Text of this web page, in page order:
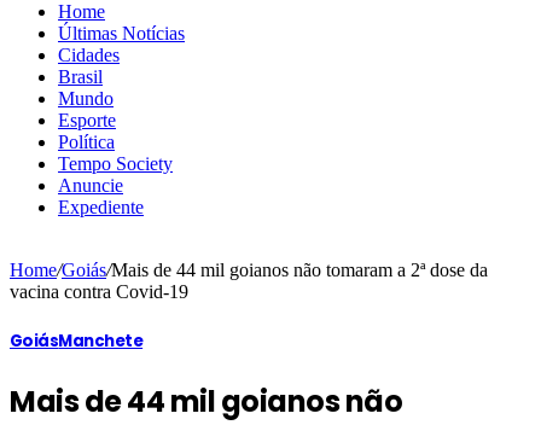
Home
Últimas Notícias
Cidades
Brasil
Mundo
Esporte
Política
Tempo Society
Anuncie
Expediente
Home/Goiás/Mais de 44 mil goianos não tomaram a 2ª dose da
vacina contra Covid-19
GoiásManchete
Mais de 44 mil goianos não